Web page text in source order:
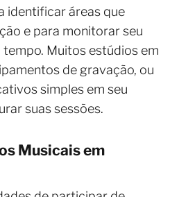
identificar áreas que
e para monitorar seu
Muitos estúdios em
de gravação, ou
simples em seu
suas sessões.
Musicais em